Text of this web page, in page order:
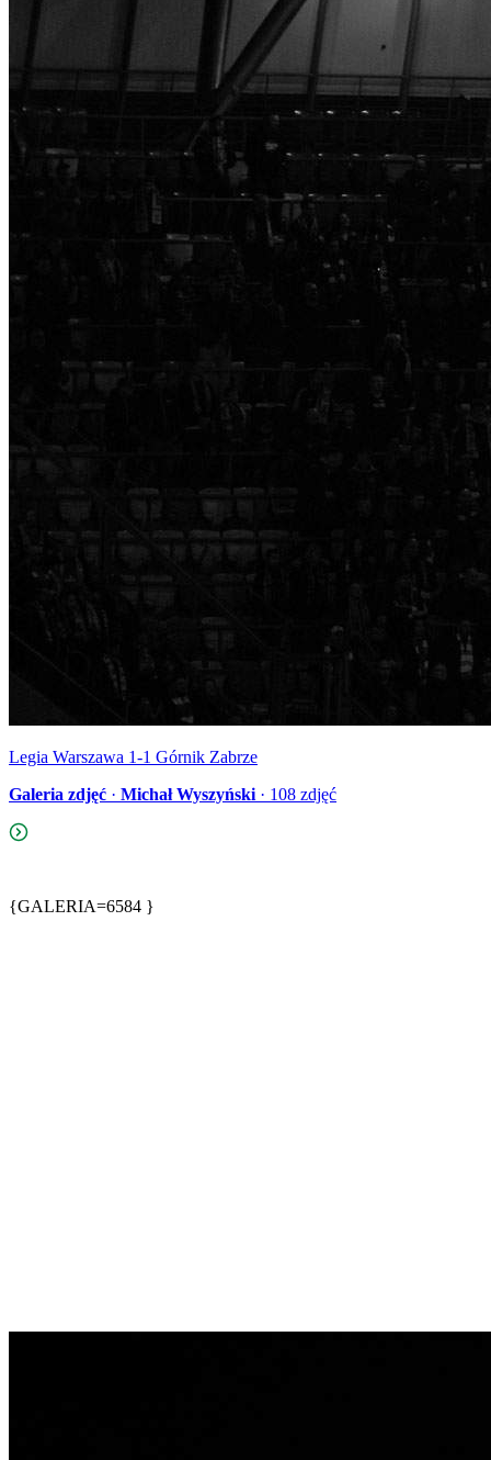
Legia Warszawa 1-1 Górnik Zabrze
Galeria zdjęć · Michał Wyszyński · 108 zdjęć
{GALERIA=6584 }